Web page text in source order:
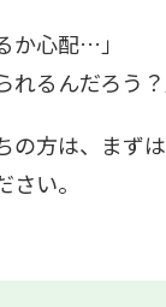
か心配…」
れるんだろう？
の方は、まず
い。